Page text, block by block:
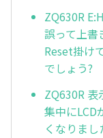
ZQ630R
誤って上書
Reset掛け
でしょう?
ZQ630R
集中にLCD
くなりま